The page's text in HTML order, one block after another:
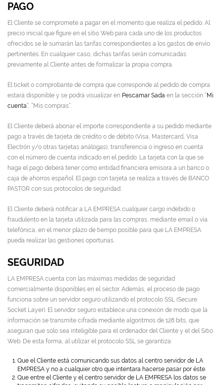
PAGO
El Cliente se compromete a pagar en el momento que realiza el pedido. Al
precio inicial que figure en el sitio Web para cada uno de los productos
ofrecidos se le sumarán las tarifas correspondientes a los gastos de envío
pertinentes. En cualquier caso, dichas tarifas serán comunicadas
previamente al Cliente antes de formalizar la propia compra.
El ticket o comprobante de compra que corresponde al pedido de compra
estará disponible y se podrá visualizar en Pescamar Sada en la sección “ Mi
cuenta“, “Mis compras”.
El Cliente deberá abonar el importe correspondiente a su pedido mediante
pago a través de tarjeta de crédito o de débito (Visa, Mastercard, Visa
Electrón y/o otras tarjetas análogas), transferencia o ingreso en cuenta
con el número de cuenta indicado en el pedido. La tarjeta con la que se
haga el pago deberá tener como entidad financiera emisora a un banco o
caja de ahorros español. El pago con tarjeta se realiza a través de BANCO
PASTOR con sus protocolos de seguridad.
El Cliente deberá notificar a LA EMPRESA cualquier cargo indebido o
fraudulento en la tarjeta utilizada para las compras, mediante email o vía
telefónica, en el menor plazo de tiempo posible para que LA EMPRESA
pueda realizar las gestiones oportunas.
SEGURIDAD
LA EMPRESA cuenta con las máximas medidas de seguridad
comercialmente disponibles en el sector. Además, el proceso de pago
funciona sobre un servidor seguro utilizando el protocolo SSL (Secure
Socket Layer). El servidor seguro establece una conexión de modo que la
información se transmite cifrada mediante algoritmos de 128 bits, que
aseguran que sólo sea inteligible para el ordenador del Cliente y el del Sitio
Web. De esta forma, al utilizar el protocolo SSL se garantiza:
Que el Cliente está comunicando sus datos al centro servidor de LA
EMPRESA y no a cualquier otro que intentara hacerse pasar por éste.
Que entre el Cliente y el centro servidor de LA EMPRESA los datos se